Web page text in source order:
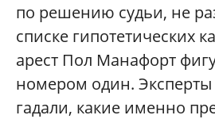
по решению судьи, не
списке гипотетических
арест Пол Манафорт
номером один.
гадали, какие именно